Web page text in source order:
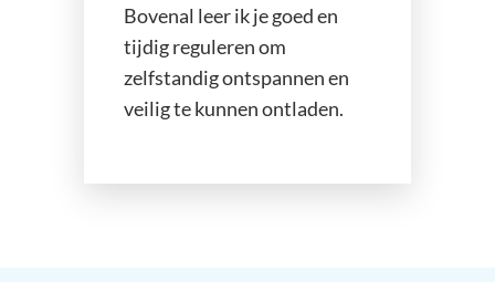
Bovenal leer ik je goed en
tijdig reguleren om
zelfstandig ontspannen en
veilig te kunnen ontladen.